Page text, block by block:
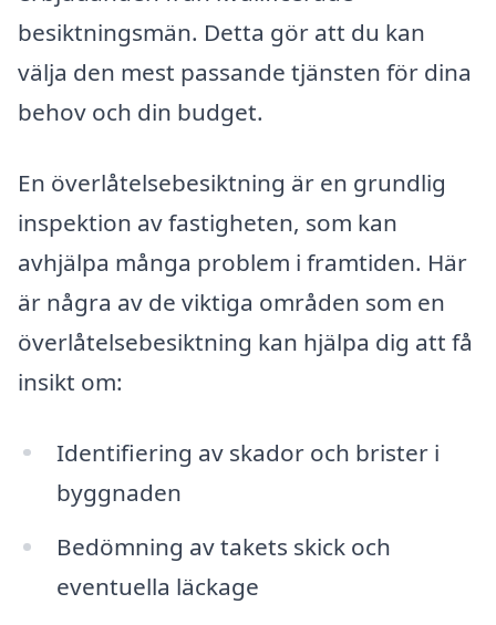
besiktningsmän. Detta gör att du kan
välja den mest passande tjänsten för dina
behov och din budget.
En överlåtelsebesiktning är en grundlig
inspektion av fastigheten, som kan
avhjälpa många problem i framtiden. Här
är några av de viktiga områden som en
överlåtelsebesiktning kan hjälpa dig att få
insikt om:
Identifiering av skador och brister i
byggnaden
Bedömning av takets skick och
eventuella läckage